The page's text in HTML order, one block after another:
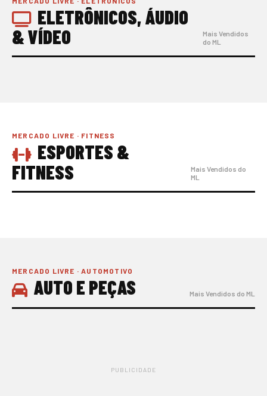
ELETRÔNICOS, ÁUDIO
& VÍDEO
Mais Vendidos
do ML
MERCADO LIVRE · FITNESS
ESPORTES &
FITNESS
Mais Vendidos do
ML
MERCADO LIVRE · AUTOMOTIVO
AUTO E PEÇAS Mais Vendidos do ML
PUBLICIDADE